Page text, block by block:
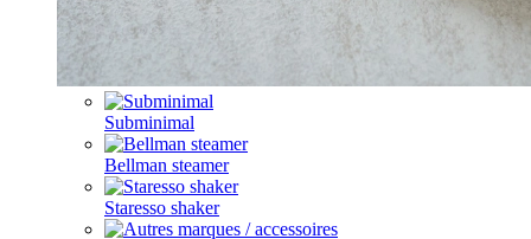
Subminimal
Bellman steamer
Staresso shaker